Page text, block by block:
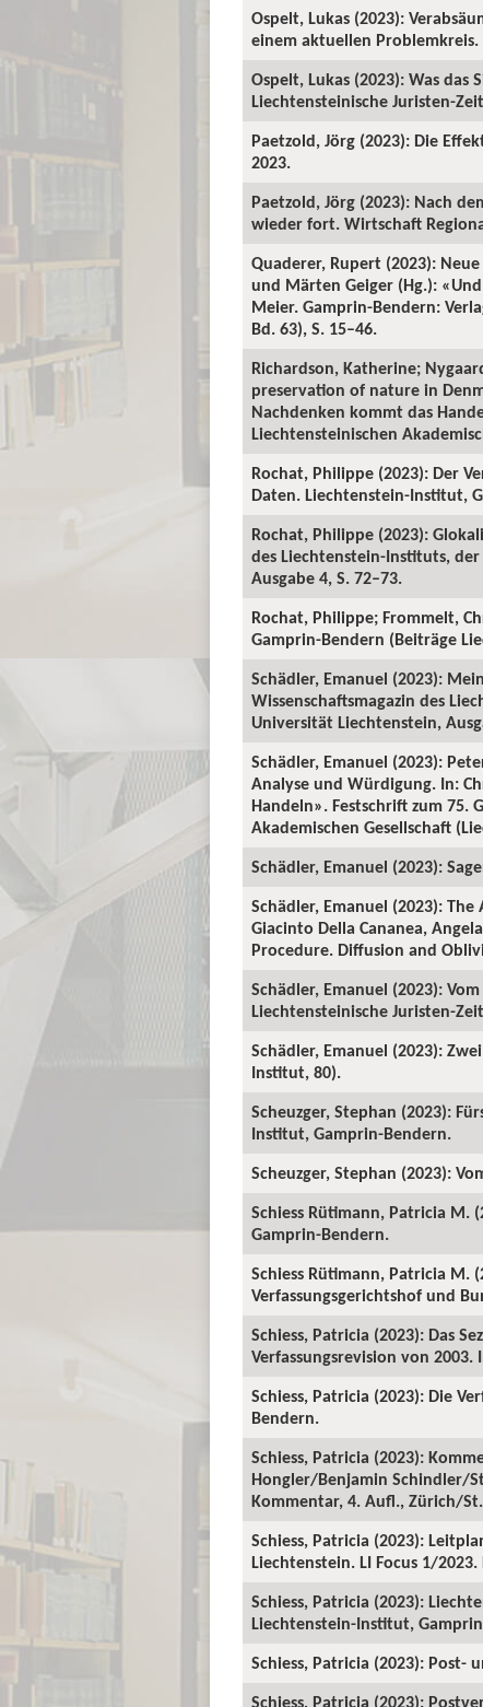
Ospelt, Lukas (2023):
einem aktuellen
Ospelt, Lukas (2023): Was
Liechtensteinische Juristen-
Paetzold, Jörg (2023): Die
2023.
Paetzold, Jörg (2023): Nach
wieder fort. Wirtschaft
Quaderer, Rupert (2023):
und Märten Geiger (Hg.):
Meier. Gamprin-Bendern:
Bd. 63), S. 15–46.
Richardson, Katherine;
preservation of nature in
Nachdenken kommt das
Liechtensteinischen
Rochat, Philippe (2023): Der
Daten. Liechtenstein-Institut,
Rochat, Philippe (2023):
des Liechtenstein-Instituts,
Ausgabe 4, S. 72–73.
Rochat, Philippe; Frommelt,
Gamprin-Bendern (Beiträge
Schädler, Emanuel (2023):
Wissenschaftsmagazin des
Universität Liechtenstein,
Schädler, Emanuel (2023):
Analyse und Würdigung. In:
Handeln». Festschrift zum 75.
Akademischen Gesellschaft
Schädler, Emanuel (2023):
Schädler, Emanuel (2023):
Giacinto Della Cananea,
Procedure. Diffusion and
Schädler, Emanuel (2023):
Liechtensteinische Juristen-
Schädler, Emanuel (2023):
Institut, 80).
Scheuzger, Stephan (2023):
Institut, Gamprin-Bendern.
Scheuzger, Stephan (2023):
Schiess Rütimann, Patricia M.
Gamprin-Bendern.
Schiess Rütimann, Patricia M.
Verfassungsgerichtshof und
Schiess, Patricia (2023): Das
Verfassungsrevision von 2003.
Schiess, Patricia (2023): Die
Bendern.
Schiess, Patricia (2023):
Hongler/Benjamin Schindler/
Kommentar, 4. Aufl., Zürich/
Schiess, Patricia (2023):
Liechtenstein. LI Focus 1/
Schiess, Patricia (2023):
Liechtenstein-Institut,
Schiess, Patricia (2023): Post-
Schiess, Patricia (2023):